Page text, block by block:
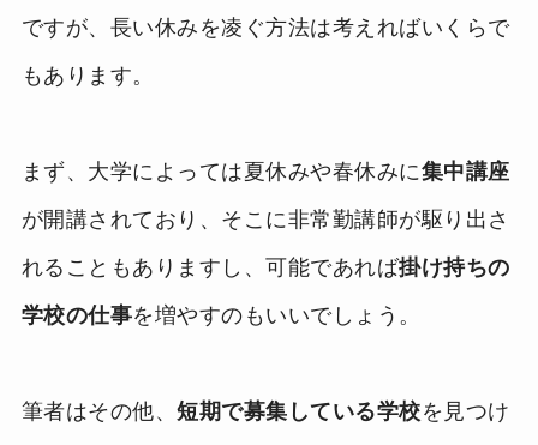
ですが、長い休みを凌ぐ方法は考えればいくらで
もあります。
まず、大学によっては夏休みや春休みに集中講座
が開講されており、そこに非常勤講師が駆り出さ
れることもありますし、可能であれば掛け持ちの
学校の仕事を増やすのもいいでしょう。
筆者はその他、短期で募集している学校を見つけ